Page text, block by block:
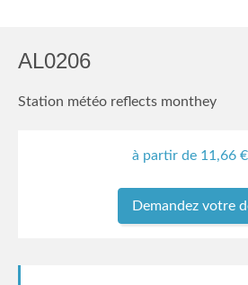
AL0206
Station météo reflects monthey
à partir de 11,66
Demandez votre